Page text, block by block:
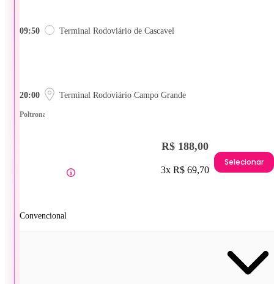
09:50 Terminal Rodoviário de Cascavel
20:00 Terminal Rodoviário Campo Grande
Poltrona
Convencional
R$ 188,00
3x R$ 69,70
Selecionar